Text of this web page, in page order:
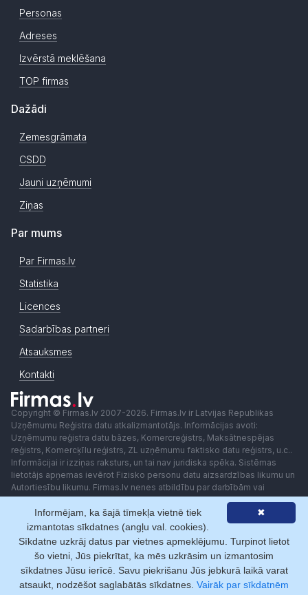
Personas
Adreses
Izvērstā meklēšana
TOP firmas
Dažādi
Zemesgrāmata
CSDD
Jauni uzņēmumi
Ziņas
Par mums
Par Firmas.lv
Statistika
Licences
Sadarbības partneri
Atsauksmes
Kontakti
Copyright © Firmas.lv 2007-2026. Firmas.lv ir Latvijas Republikas
Uzņēmumu Reģistra datu atkalizmantotājs. Informācijas avoti:
Uzņēmumu reģistra datu bāzes, Komercreģistrs, Maksātnespējas
reģistrs, Komercķīlu reģistrs, ZL uzņēmumu faktisko datu reģistrs, u.c..
Informācijai ir izziņas raksturs, un tai nav juridiska spēka. Sistēmas
lietotājs apņemas ievērot Fizisko personu datu aizsardzības likumu un
Autortiesību likumu. Firmas.lv nenes atbildību par darbībām vai
lēmumiem, kas balstīti uz saņemto pakalpojumu. Lietotājam aizliegts
izmantot jebkādas automatizētas sistēmas vai iekārtas (robotus)
piekļuvei sistēmai bez rakstiskas saskaņošanas ar Firmas.lv. Galvenā
redaktore: Ingūna Pempere.
Lietošanas noteikumi
Privātuma politika Norēķini ar
✖
Informējam, ka šajā tīmekļa vietnē tiek
izmantotas sīkdatnes (angļu val. cookies).
Sīkdatne uzkrāj datus par vietnes apmeklējumu. Turpinot lietot
šo vietni, Jūs piekrītat, ka mēs uzkrāsim un izmantosim
sīkdatnes Jūsu ierīcē. Savu piekrišanu Jūs jebkurā laikā varat
atsaukt, nodzēšot saglabātās sīkdatnes. Vairāk par sīkdatnēm